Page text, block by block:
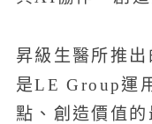
昇級生醫所推
是LE Group運
點、創造價值的